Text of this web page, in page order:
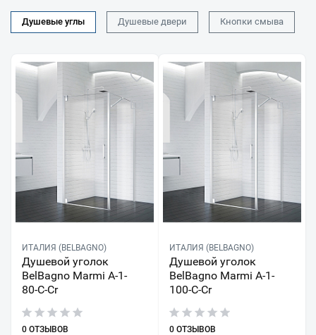
Душевые углы Душевые двери Кнопки смыва
ИТАЛИЯ (BELBAGNO)
Душевой уголок
BelBagno Marmi A-1-
80-C-Cr
0 ОТЗЫВОВ
ИТАЛИЯ (BELBAGNO)
Душевой уголок
BelBagno Marmi A-1-
100-C-Cr
0 ОТЗЫВОВ